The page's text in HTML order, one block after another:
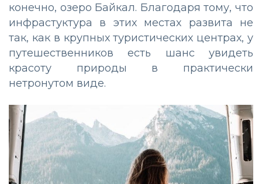
конечно, озеро Байкал. Благодаря тому, что
инфрастуктура в этих местах развита не
так, как в крупных туристических центрах, у
путешественников есть шанс увидеть
красоту природы в практически
нетронутом виде.